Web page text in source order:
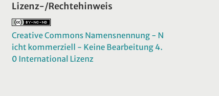
Lizenz-/Rechtehinweis
Creative Commons Namensnennung - N
icht kommerziell - Keine Bearbeitung 4.
0 International Lizenz